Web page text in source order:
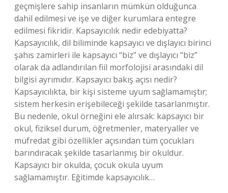
geçmişlere sahip insanların mümkün olduğunca
dahil edilmesi ve işe ve diğer kurumlara entegre
edilmesi fikridir. Kapsayıcılık nedir edebiyatta?
Kapsayıcılık, dil biliminde kapsayıcı ve dışlayıcı birinci
şahıs zamirleri ile kapsayıcı “biz” ve dışlayıcı “biz”
olarak da adlandırılan fiil morfolojisi arasındaki dil
bilgisi ayrımıdır. Kapsayıcı bakış açısı nedir?
Kapsayıcılıkta, bir kişi sisteme uyum sağlamamıştır;
sistem herkesin erişebileceği şekilde tasarlanmıştır.
Bu nedenle, okul örneğini ele alırsak: kapsayıcı bir
okul, fiziksel durum, öğretmenler, materyaller ve
müfredat gibi özellikler açısından tüm çocukları
barındıracak şekilde tasarlanmış bir okuldur.
Kapsayıcı bir okulda, çocuk okula uyum
sağlamamıştır. Eğitimde kapsayıcılık…